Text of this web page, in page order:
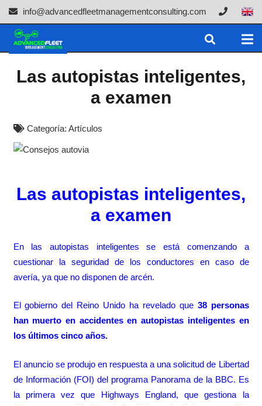
info@advancedfleetmanagementconsulting.com
Las autopistas inteligentes,
a examen
Categoría: Artículos
Las autopistas inteligentes,
a examen
En las autopistas inteligentes se está comenzando a
cuestionar la seguridad de los conductores en caso de
avería, ya que no disponen de arcén.
El gobierno del Reino Unido ha revelado que 38 personas
han muerto en accidentes en autopistas inteligentes en
los últimos cinco años.
El anuncio se produjo en respuesta a una solicitud de Libertad
de Información (FOI) del programa Panorama de la BBC. Es
la primera vez que Highways England, que gestiona la